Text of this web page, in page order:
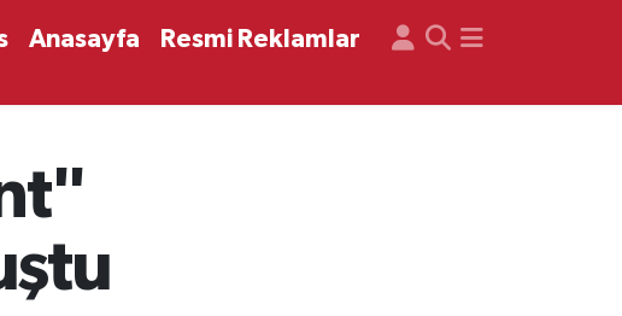
Anasayfa Resmi Reklamlar